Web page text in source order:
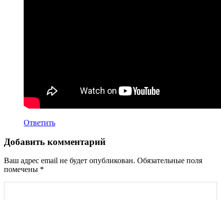
Ответить
Добавить комментарий
Ваш адрес email не будет опубликован. Обязательные поля
помечены *